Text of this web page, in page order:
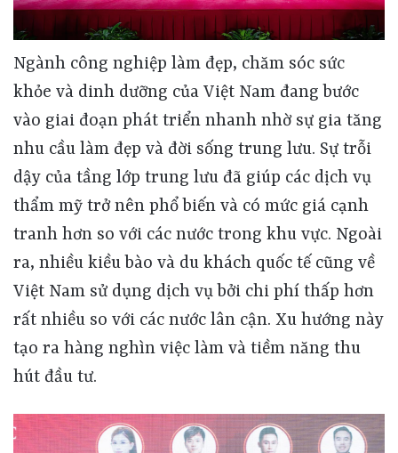
Ngành công nghiệp làm đẹp, chăm sóc sức khỏe và dinh dưỡng của Việt Nam đang bước vào giai đoạn phát triển nhanh nhờ sự gia tăng nhu cầu làm đẹp và đời sống trung lưu. Sự trỗi dậy của tầng lớp trung lưu đã giúp các dịch vụ thẩm mỹ trở nên phổ biến và có mức giá cạnh tranh hơn so với các nước trong khu vực. Ngoài ra, nhiều kiều bào và du khách quốc tế cũng về Việt Nam sử dụng dịch vụ bởi chi phí thấp hơn rất nhiều so với các nước lân cận. Xu hướng này tạo ra hàng nghìn việc làm và tiềm năng thu hút